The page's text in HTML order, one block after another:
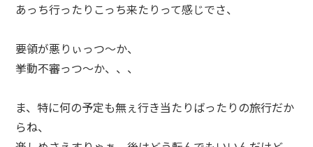
あっち行ったりこっち来たりって感じでさ、
要領が悪りぃっつ～か、
挙動不審っつ～か、、、
ま、特に何の予定も無ぇ行き当たりばったりの旅行だか
らね、